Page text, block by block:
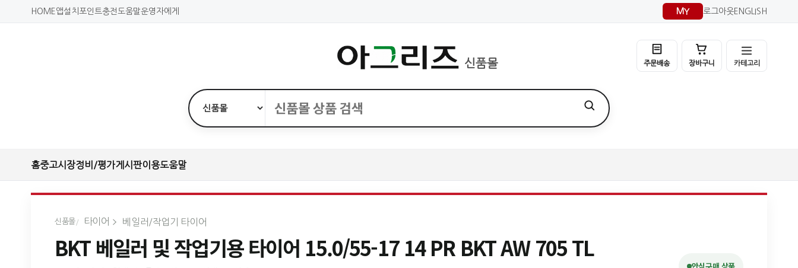
HOME 앱설치 포인트충전도움말운영자에게 MY 로그아웃ENGLISH
신품몰 주문배송 장바구니 카테고리
홈중고시장정비/평가게시판이용도움말
신품몰 타이어 베일러/작업기 타이어
BKT 베일러 및 작업기용 타이어 15.0/55-17 14 PR BKT AW 705 TL